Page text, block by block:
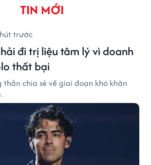
TIN MỚI
trước
đi trị liệu tâm lý vì doanh
thất bại
thắn chia sẻ về giai đoạn khó khăn